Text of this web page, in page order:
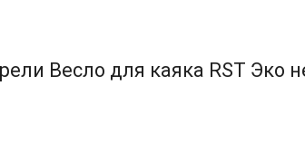
Весло для каяка RST Эко